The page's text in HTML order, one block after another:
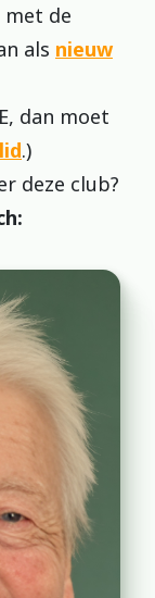
met de
als nieuw
dan moet
.)
deze club?